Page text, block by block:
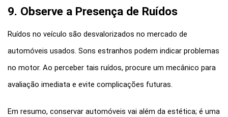
9. Observe a Presença de Ruídos
Ruídos no veículo são desvalorizados no mercado de
automóveis usados. Sons estranhos podem indicar problemas
no motor. Ao perceber tais ruídos, procure um mecânico para
avaliação imediata e evite complicações futuras.
Em resumo, conservar automóveis vai além da estética; é uma